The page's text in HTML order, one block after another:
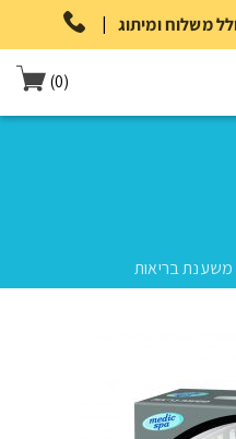
|
(0)
משענת בריאות